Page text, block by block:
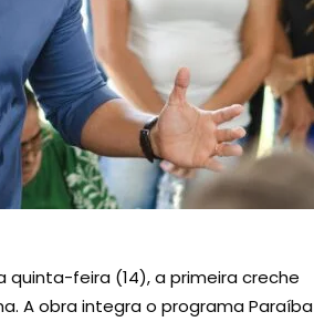
quinta-feira (14), a primeira creche
A obra integra o programa Paraíba